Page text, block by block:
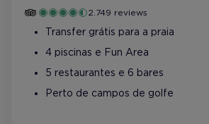
2.749 reviews
Transfer grátis para a praia
4 piscinas e Fun Area
5 restaurantes e 6 bares
Perto de campos de golfe